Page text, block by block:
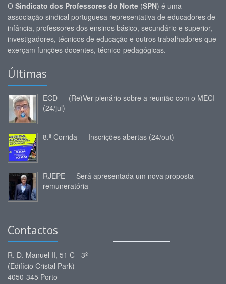
O Sindicato dos Professores do Norte (SPN) é uma
associação sindical portuguesa representativa de educadores de
infância, professores dos ensinos básico, secundário e superior,
investigadores, técnicos de educação e outros trabalhadores que
exerçam funções docentes, técnico-pedagógicas.
Últimas
ECD — (Re)Ver plenário sobre a reunião com o MECI
(24/jul)
8.ª Corrida — Inscrições abertas (24/out)
RJEPE — Será apresentada um nova proposta
remuneratória
Contactos
R. D. Manuel II, 51 C - 3º
(Edifício Cristal Park)
4050-345 Porto